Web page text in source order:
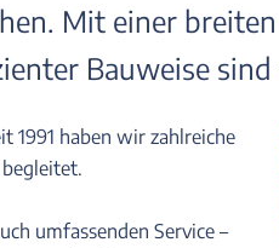
Mit einer
Bauweise
1991 haben wir zahlreiche
umfassenden Service –